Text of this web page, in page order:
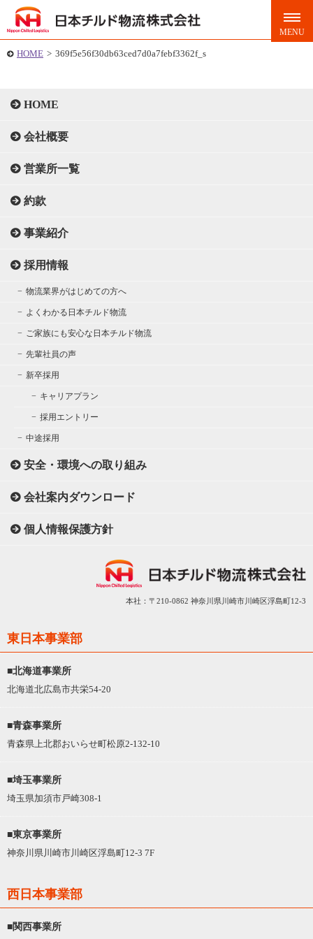
HOME > 369f5e56f30db63ced7d0a7febf3362f_s
HOME
会社概要
営業所一覧
約款
事業紹介
採用情報
物流業界がはじめての方へ
よくわかる日本チルド物流
ご家族にも安心な日本チルド物流
先輩社員の声
新卒採用
キャリアプラン
採用エントリー
中途採用
安全・環境への取り組み
会社案内ダウンロード
個人情報保護方針
本社：〒210-0862 神奈川県川崎市川崎区浮島町12-3
東日本事業部
■北海道事業所
北海道北広島市共栄54-20
■青森事業所
青森県上北郡おいらせ町松原2-132-10
■埼玉事業所
埼玉県加須市戸崎308-1
■東京事業所
神奈川県川崎市川崎区浮島町12-3 7F
西日本事業部
■関西事業所